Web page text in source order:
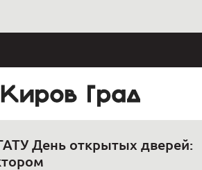
День открытых дверей: